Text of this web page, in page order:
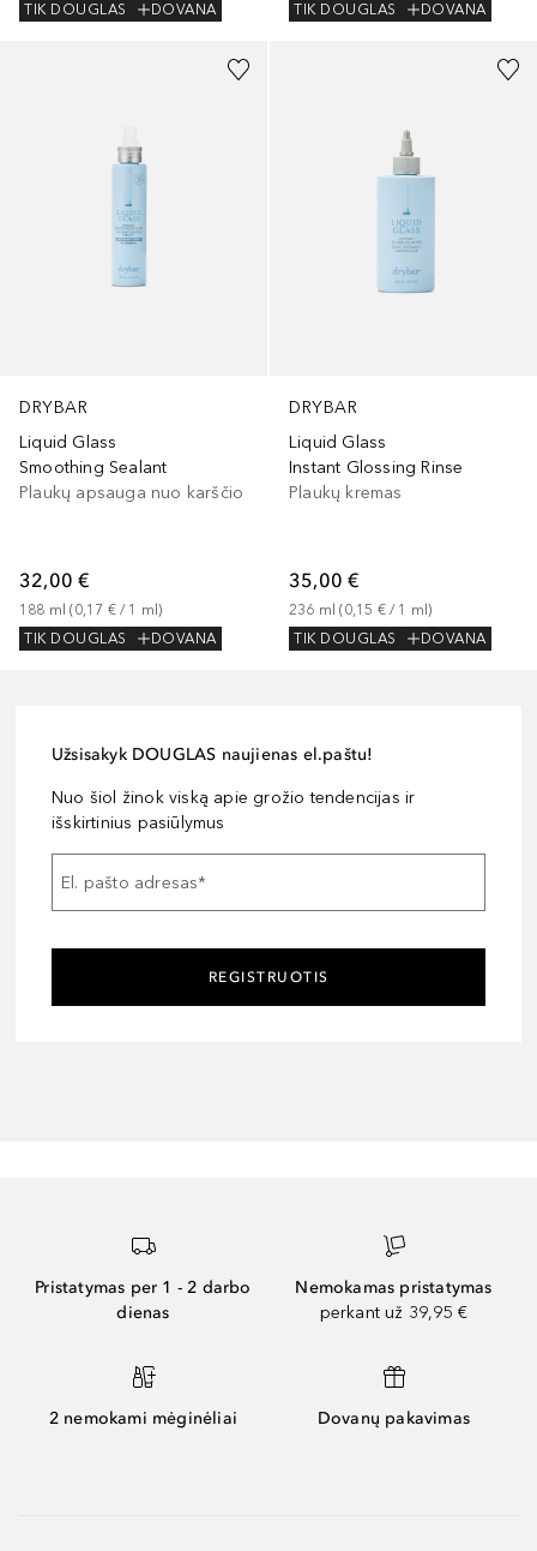
TIK DOUGLAS
DOVANA
TIK DOUGLAS
DOVANA
DRYBAR
Liquid Glass
Smoothing Sealant
Plaukų apsauga nuo karščio
32,00 €
188 ml (0,17 € / 1 ml)
TIK DOUGLAS
DOVANA
DRYBAR
Liquid Glass
Instant Glossing Rinse
Plaukų kremas
35,00 €
236 ml (0,15 € / 1 ml)
TIK DOUGLAS
DOVANA
Užsisakyk DOUGLAS naujienas el.paštu!
Nuo šiol žinok viską apie grožio tendencijas ir
išskirtinius pasiūlymus
El. pašto adresas*
REGISTRUOTIS
Pristatymas per 1 - 2 darbo
dienas
Nemokamas pristatymas
perkant už 39,95 €
2 nemokami mėginėliai Dovanų pakavimas